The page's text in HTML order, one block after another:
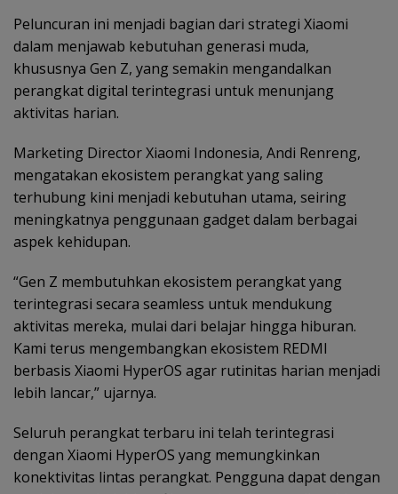
Peluncuran ini menjadi bagian dari strategi Xiaomi
dalam menjawab kebutuhan generasi muda,
khususnya Gen Z, yang semakin mengandalkan
perangkat digital terintegrasi untuk menunjang
aktivitas harian.
Marketing Director Xiaomi Indonesia, Andi Renreng,
mengatakan ekosistem perangkat yang saling
terhubung kini menjadi kebutuhan utama, seiring
meningkatnya penggunaan gadget dalam berbagai
aspek kehidupan.
“Gen Z membutuhkan ekosistem perangkat yang
terintegrasi secara seamless untuk mendukung
aktivitas mereka, mulai dari belajar hingga hiburan.
Kami terus mengembangkan ekosistem REDMI
berbasis Xiaomi HyperOS agar rutinitas harian menjadi
lebih lancar,” ujarnya.
Seluruh perangkat terbaru ini telah terintegrasi
dengan Xiaomi HyperOS yang memungkinkan
konektivitas lintas perangkat. Pengguna dapat dengan